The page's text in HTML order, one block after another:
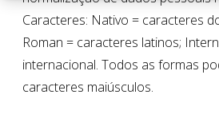
Caracteres: Nativo = caracteres
Roman = caracteres latinos;
internacional. Todos as formas
caracteres maiúsculos.